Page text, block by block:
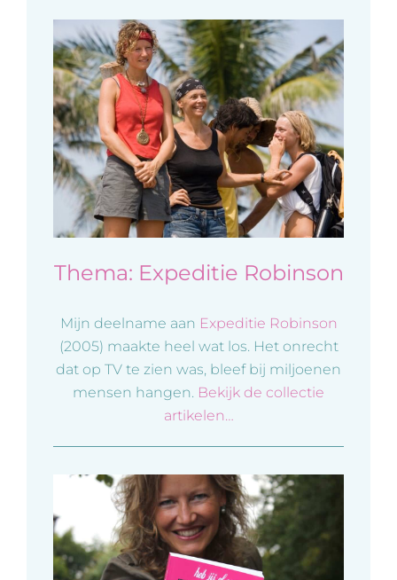
Thema: Expeditie Robinson
Mijn deelname aan Expeditie Robinson
(2005) maakte heel wat los. Het onrecht
dat op TV te zien was, bleef bij miljoenen
mensen hangen. Bekijk de collectie
artikelen…